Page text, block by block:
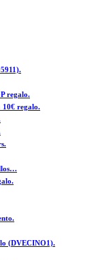
regalo.
10€ regalo.
(DVECINO1).